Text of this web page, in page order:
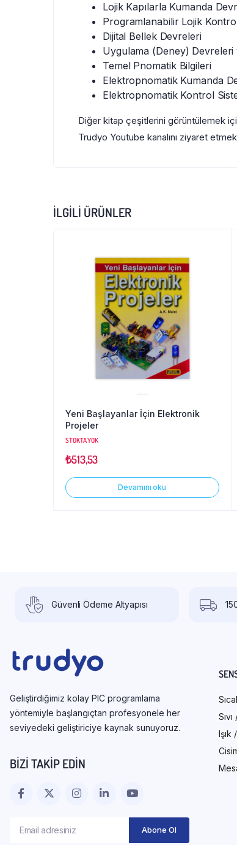
Lojik Kapılarla Kumanda
Programlanabilir Lojik
Dijital Bellek Devreleri
Uygulama (Deney) Devreleri
Temel Pnomatik Bilgileri
Elektropnomatik Kumanda
Elektropnomatik Kontrol
Diğer kitap çeşitlerini görüntülemek
Trudyo Youtube kanalını ziyaret
İLGILI ÜRÜNLER
Yeni Başlayanlar İçin Elektronik
Projeler
STOKTA YOK
₺513,53
Devamını oku
Güvenli Ödeme Altyapısı
Geliştirdiğimiz kolay PIC programlama
yöntemiyle başlangıçtan profesyonele her
seviyedeki geliştiriciye kaynak sunuyoruz.
BIZI TAKIP EDIN
Işık